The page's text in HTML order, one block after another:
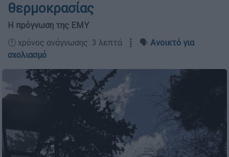
θερμοκρασίας
Η πρόγνωση της ΕΜΥ
🕛 χρόνος ανάγνωσης: 3 λεπτά ┋ 🗣️ Ανοικτό για
σχολιασμό